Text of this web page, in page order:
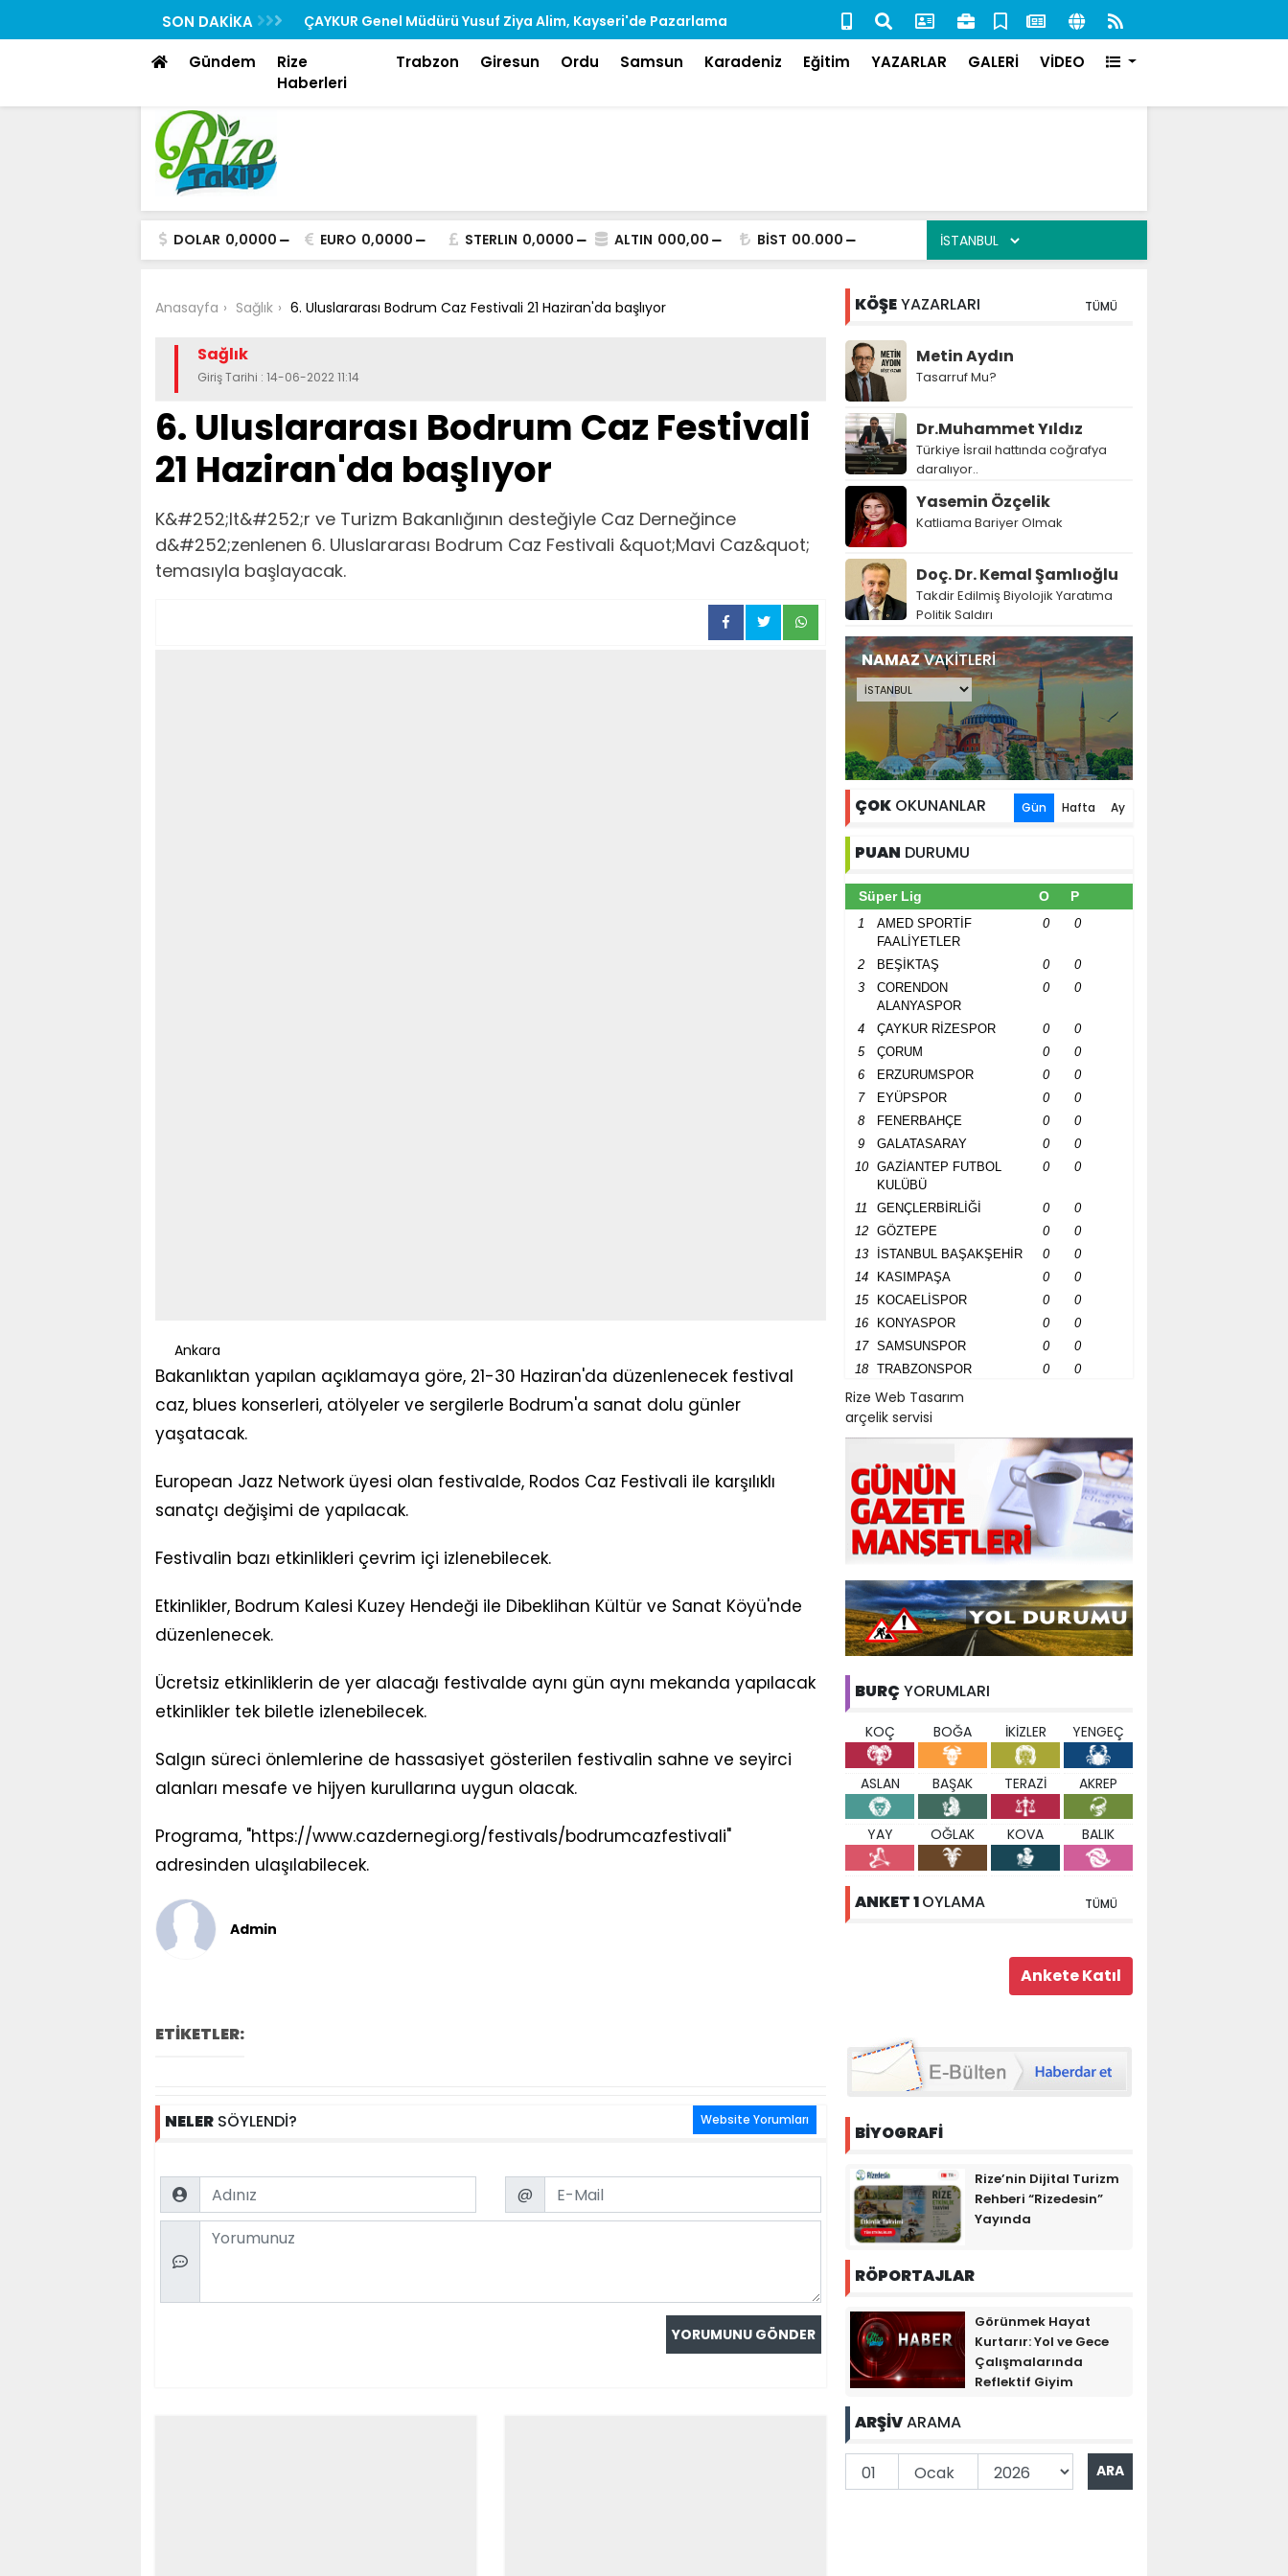
SON DAKİKA
“Rizedesin” Yayında
ÇAYKUR Genel Müdürü Yusuf Ziya Alim, Kayseri'de Pazarlama
Toplantısına Katıldı
Rize'de Aranan 84 Şahıs Yakalandı: 51'i Cezaevine Gönderildi
Gündem
Rize
Haberleri
Trabzon Giresun Ordu Samsun Karadeniz Eğitim YAZARLAR GALERİ VİDEO
DOLAR 0,0000 EURO 0,0000 STERLIN 0,0000 ALTIN 000,00 BİST 00.000
Anasayfa Sağlık 6. Uluslararası Bodrum Caz Festivali 21 Haziran'da başlıyor
Sağlık
Giriş Tarihi : 14-06-2022 11:14
6. Uluslararası Bodrum Caz Festivali
21 Haziran'da başlıyor
K&#252;lt&#252;r ve Turizm Bakanlığının desteğiyle Caz Derneğince
d&#252;zenlenen 6. Uluslararası Bodrum Caz Festivali &quot;Mavi Caz&quot;
temasıyla başlayacak.
Ankara
Bakanlıktan yapılan açıklamaya göre, 21-30 Haziran'da düzenlenecek festival
caz, blues konserleri, atölyeler ve sergilerle Bodrum'a sanat dolu günler
yaşatacak.
European Jazz Network üyesi olan festivalde, Rodos Caz Festivali ile karşılıklı
sanatçı değişimi de yapılacak.
Festivalin bazı etkinlikleri çevrim içi izlenebilecek.
Etkinlikler, Bodrum Kalesi Kuzey Hendeği ile Dibeklihan Kültür ve Sanat Köyü'nde
düzenlenecek.
Ücretsiz etkinliklerin de yer alacağı festivalde aynı gün aynı mekanda yapılacak
etkinlikler tek biletle izlenebilecek.
Salgın süreci önlemlerine de hassasiyet gösterilen festivalin sahne ve seyirci
alanları mesafe ve hijyen kurullarına uygun olacak.
Programa, "https://www.cazdernegi.org/festivals/bodrumcazfestivali"
adresinden ulaşılabilecek.
Admin
ETİKETLER:
NELER SÖYLENDİ? Website Yorumları
Name Email
@
Comment
KÖŞEYAZARLARI TÜMÜ
Metin Aydın
Tasarruf Mu?
Dr.Muhammet Yıldız
Türkiye İsrail hattında coğrafya
daralıyor..
Yasemin Özçelik
Katliama Bariyer Olmak
Doç. Dr. Kemal Şamlıoğlu
Takdir Edilmiş Biyolojik Yaratıma
Politik Saldırı
NAMAZVAKİTLERİ
ÇOK OKUNANLAR Gün Hafta Ay
PUAN DURUMU
Süper Lig O P
1
AMED SPORTİF
FAALİYETLER
0 0
2 BEŞİKTAŞ 0
0
3
CORENDON
ALANYASPOR
0 0
4 ÇAYKUR RİZESPOR 0
0
5
ÇORUM 0
0
6
ERZURUMSPOR 0
0
7
EYÜPSPOR 0
0
8
FENERBAHÇE 0
0
9
GALATASARAY 0
0
10
GAZİANTEP FUTBOL
KULÜBÜ
0 0
11 GENÇLERBİRLİĞİ 0
0
12
GÖZTEPE 0
0
13
İSTANBUL BAŞAKŞEHİR 0
0
14
KASIMPAŞA 0
0
15
KOCAELİSPOR 0
0
16
KONYASPOR 0
0
17
SAMSUNSPOR 0
0
18
TRABZONSPOR 0 0
Rize Web Tasarım
arçelik servisi
BURÇ YORUMLARI
KOÇ BOĞA İKİZLER YENGEÇ
ASLAN BAŞAK TERAZİ AKREP
YAY OĞLAK KOVA BALIK
ANKET 1OYLAMA TÜMÜ
BİYOGRAFİ
Rize’nin Dijital Turizm
Rehberi “Rizedesin”
Yayında
RÖPORTAJLAR
Görünmek Hayat
Kurtarır: Yol ve Gece
Çalışmalarında
Reflektif Giyim
ARŞİVARAMA